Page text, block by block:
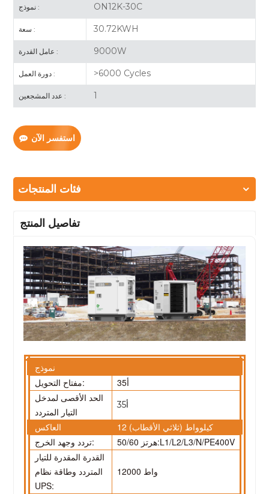
نموذج : ON12K-30C
سعة : 30.72KWH
عامل القدرة : 9000W
دورة العمل : >6000 Cycles
عدد المشجعين : 1
استفسر الآن
فئات المنتجات
تفاصيل المنتج
نموذج
مفتاح التحويل:
35أ
الحد الأقصى لمدخل
التيار المتردد
35أ
العاكس
12 كيلوواط (ثلاثي الأقطاب)
تردد وجهد الخرج:
50/60 هرتز:L1/L2/L3/N/PE400V
القدرة المقدرة للتيار
المتردد وطاقة نظام
UPS:
12000 واط